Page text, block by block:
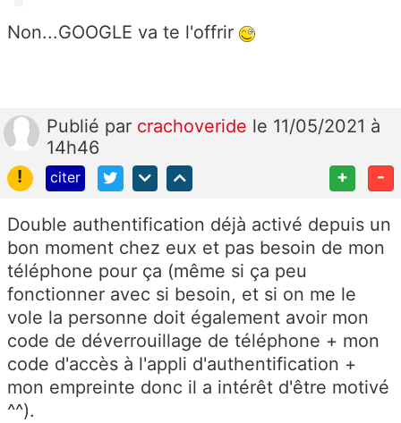
Non...GOOGLE va te l'offrir
Publié par crachoveride le 11/05/2021 à
14h46
!
citer + -
Double authentification déjà activé depuis un
bon moment chez eux et pas besoin de mon
téléphone pour ça (même si ça peu
fonctionner avec si besoin, et si on me le
vole la personne doit également avoir mon
code de déverrouillage de téléphone + mon
code d'accès à l'appli d'authentification +
mon empreinte donc il a intérêt d'être motivé
^^).